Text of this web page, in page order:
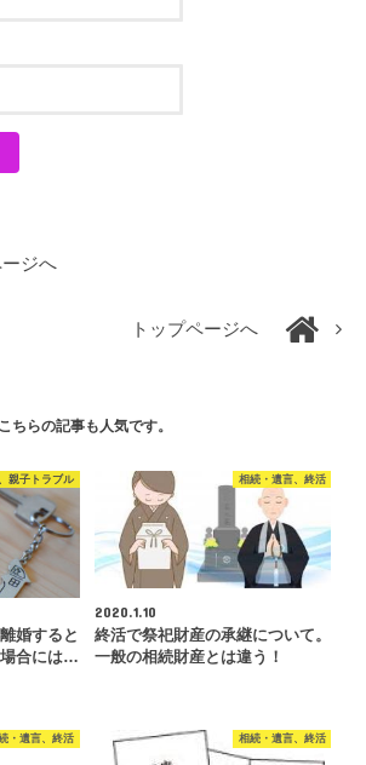
ージへ
トップページへ
こちらの記事も人気です。
親子トラブル
婚すると
場合には…
相続・遺言、終活
2020.1.10
終活で祭祀財産の承継について。
一般の相続財産とは違う！
・遺言、終活 相続・遺言、終活